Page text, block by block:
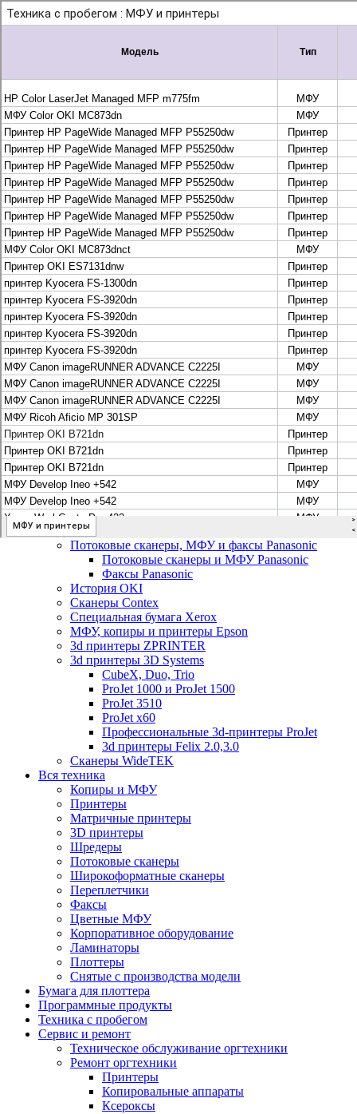
Рассчитать и заказать
Рассчитать и заказать
О компании
История Леком
Производители
Леком
Pantum
UTINET
G&G
ГК “Катюша”
Высокопроизводительные копиры DEVELOP
МФУ, копиры и принтеры KYOCERA
Принтеры и МФУ и факсы Brother
Плоттеры и МФУ Oce
Плоттеры и МФУ Oce
Цифровые системы Oce VarioPrint DP Line
МФУ, сканеры, плоттеры и принтеры Canon
Плоттеры Canon
Принтеры и МФУ Canon
Сканеры Canon
Распродажа картриджей Canon
МФУ, сканеры, плоттеры и принтеры HP
Принтеры и МФУ HP
Плоттеры hp
МФУ, копиры и принтеры OKI
МФУ, копиры и принтеры RICOH
Ремонт и продажа копировальных аппаратов
Infotec
Потоковые сканеры, МФУ и факсы Panasonic
Потоковые сканеры и МФУ Panasonic
Факсы Panasonic
История OKI
Сканеры Contex
Специальная бумага Xerox
МФУ, копиры и принтеры Epson
3d принтеры ZPRINTER
3d принтеры 3D Systems
CubeX, Duo, Trio
ProJet 1000 и ProJet 1500
ProJet 3510
ProJet x60
Профессиональные 3d-принтеры ProJet
3d принтеры Felix 2.0,3.0
Сканеры WideTEK
Вся техника
Копиры и МФУ
Принтеры
Матричные принтеры
3D принтеры
Шредеры
Потоковые сканеры
Широкоформатные сканеры
Переплетчики
Факсы
Цветные МФУ
Корпоративное оборудование
Ламинаторы
Плоттеры
Снятые с производства модели
Бумага для плоттера
Программные продукты
Техника с пробегом
Сервис и ремонт
Техническое обслуживание оргтехники
Ремонт оргтехники
Принтеры
Копировальные аппараты
Ксероксы